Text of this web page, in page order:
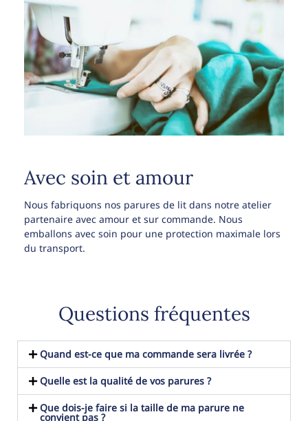
Avec soin et amour
Nous fabriquons nos parures de lit dans notre atelier
partenaire avec amour et sur commande. Nous
emballons avec soin pour une protection maximale lors
du transport.
Questions fréquentes
Quand est-ce que ma commande sera livrée ?
Quelle est la qualité de vos parures ?
Que dois-je faire si la taille de ma parure ne
convient pas ?